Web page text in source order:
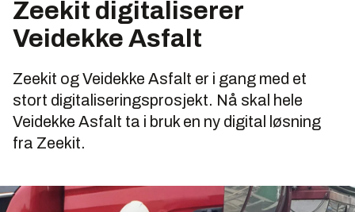
Zeekit digitaliserer
Veidekke Asfalt
Zeekit og Veidekke Asfalt er i gang med et
stort digitaliseringsprosjekt. Nå skal hele
Veidekke Asfalt ta i bruk en ny digital løsning
fra Zeekit.